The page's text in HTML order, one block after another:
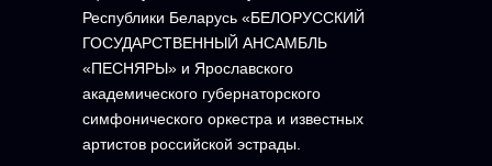
Республики Беларусь «БЕЛОРУССКИЙ
ГОСУДАРСТВЕННЫЙ АНСАМБЛЬ
«ПЕСНЯРЫ» и Ярославского
академического губернаторского
симфонического оркестра и известных
артистов российской эстрады.